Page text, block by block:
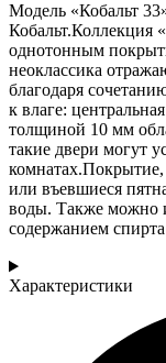
Модель «Кобальт
Кобальт.Коллекция
однотонным
неоклассика
благодаря
к влаге:
толщиной 10 мм
такие двери могут
комнатах.Покрытие,
или въевшиеся
воды. Также можно
содержанием
Характеристики